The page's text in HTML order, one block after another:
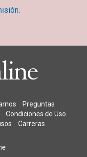
Preguntas
Condiciones de Uso
Carreras